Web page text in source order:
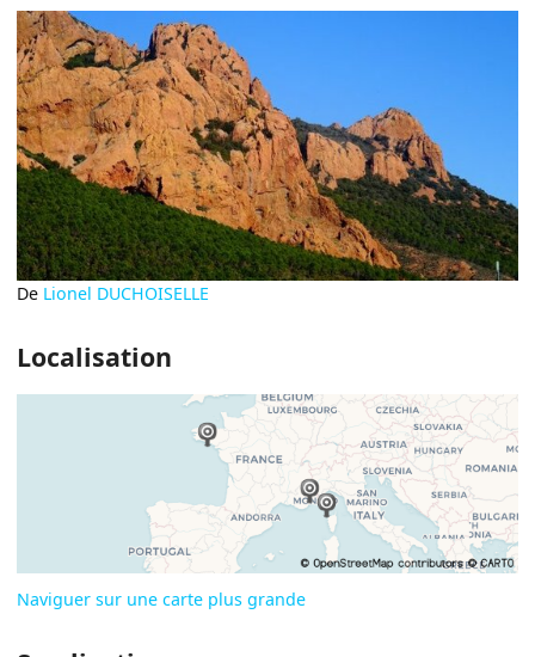
De Lionel DUCHOISELLE
Localisation
Naviguer sur une carte plus grande